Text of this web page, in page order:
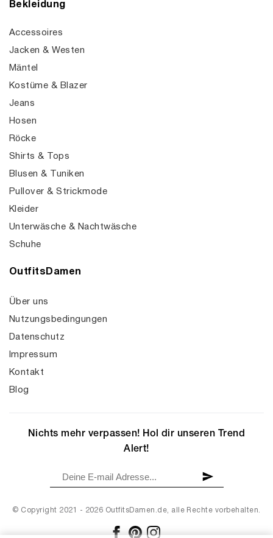
Bekleidung
Accessoires
Jacken & Westen
Mäntel
Kostüme & Blazer
Jeans
Hosen
Röcke
Shirts & Tops
Blusen & Tuniken
Pullover & Strickmode
Kleider
Unterwäsche & Nachtwäsche
Schuhe
OutfitsDamen
Über uns
Nutzungsbedingungen
Datenschutz
Impressum
Kontakt
Blog
© Copyright 2021 - 2026 OutfitsDamen.de, alle Rechte vorbehalten.
Nichts mehr verpassen! Hol dir unseren Trend
Alert!